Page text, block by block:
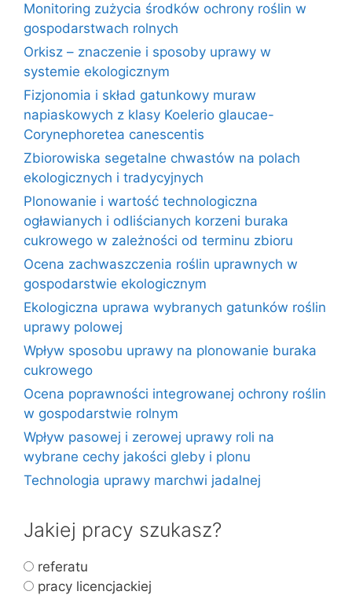
Monitoring zużycia środków ochrony roślin w
gospodarstwach rolnych
Orkisz – znaczenie i sposoby uprawy w
systemie ekologicznym
Fizjonomia i skład gatunkowy muraw
napiaskowych z klasy Koelerio glaucae-
Corynephoretea canescentis
Zbiorowiska segetalne chwastów na polach
ekologicznych i tradycyjnych
Plonowanie i wartość technologiczna
ogławianych i odliścianych korzeni buraka
cukrowego w zależności od terminu zbioru
Ocena zachwaszczenia roślin uprawnych w
gospodarstwie ekologicznym
Ekologiczna uprawa wybranych gatunków roślin
uprawy polowej
Wpływ sposobu uprawy na plonowanie buraka
cukrowego
Ocena poprawności integrowanej ochrony roślin
w gospodarstwie rolnym
Wpływ pasowej i zerowej uprawy roli na
wybrane cechy jakości gleby i plonu
Technologia uprawy marchwi jadalnej
Jakiej pracy szukasz?
referatu
pracy licencjackiej